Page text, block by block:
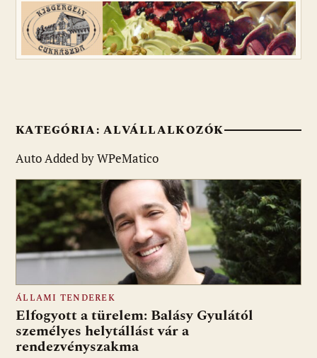
KATEGÓRIA:ALVÁLLALKOZÓK
Auto Added by WPeMatico
ÁLLAMI TENDEREK
Elfogyott a türelem: Balásy Gyulától
személyes helytállást vár a
rendezvényszakma